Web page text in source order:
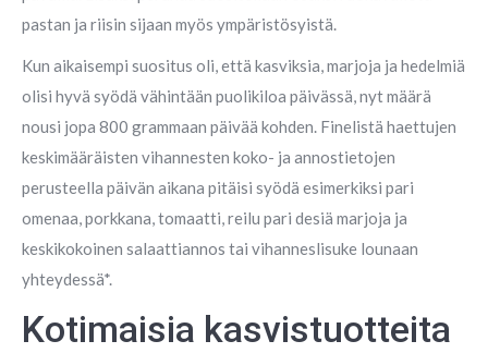
pastan ja riisin sijaan myös ympäristösyistä.
Kun aikaisempi suositus oli, että kasviksia, marjoja ja hedelmiä
olisi hyvä syödä vähintään puolikiloa päivässä, nyt määrä
nousi jopa 800 grammaan päivää kohden. Finelistä haettujen
keskimääräisten vihannesten koko- ja annostietojen
perusteella päivän aikana pitäisi syödä esimerkiksi pari
omenaa, porkkana, tomaatti, reilu pari desiä marjoja ja
keskikokoinen salaattiannos tai vihanneslisuke lounaan
yhteydessä*.
Kotimaisia kasvistuotteita